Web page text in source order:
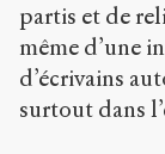
partis et de
même d’une
d’écrivains
surtout dans